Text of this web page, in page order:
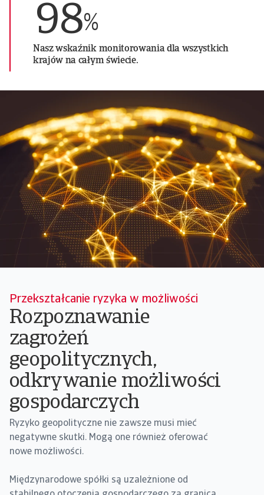
98%
Nasz wskaźnik monitorowania dla wszystkich
krajów na całym świecie.
Przekształcanie ryzyka w możliwości
Rozpoznawanie
zagrożeń
geopolitycznych,
odkrywanie możliwości
gospodarczych
Ryzyko geopolityczne nie zawsze musi mieć
negatywne skutki. Mogą one również oferować
nowe możliwości.
Międzynarodowe spółki są uzależnione od